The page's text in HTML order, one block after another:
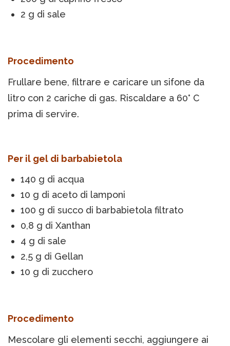
2 g di sale
Procedimento
Frullare bene, filtrare e caricare un sifone da
litro con 2 cariche di gas. Riscaldare a 60° C
prima di servire.
Per il gel di barbabietola
140 g di acqua
10 g di aceto di lamponi
100 g di succo di barbabietola filtrato
0,8 g di Xanthan
4 g di sale
2,5 g di Gellan
10 g di zucchero
Procedimento
Mescolare gli elementi secchi, aggiungere ai